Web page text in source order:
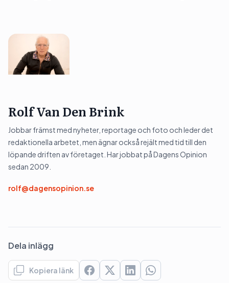
Rolf Van Den Brink
Jobbar främst med nyheter, reportage och foto och leder det
redaktionella arbetet, men ägnar också rejält med tid till den
löpande driften av företaget. Har jobbat på Dagens Opinion
sedan 2009.
rolf@dagensopinion.se
Dela inlägg
Kopiera länk